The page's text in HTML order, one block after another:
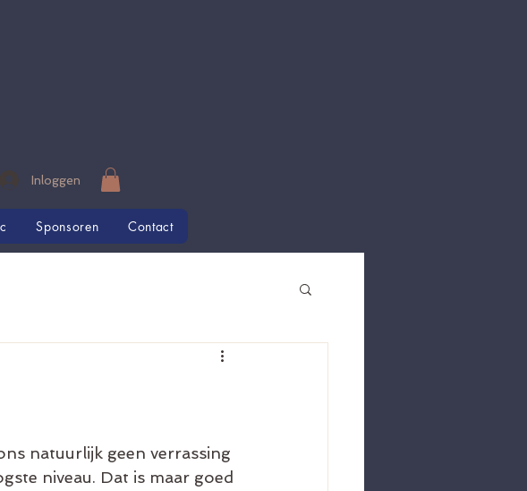
Inloggen
Sponsoren Contact
natuurlijk geen verrassing
niveau. Dat is maar goed